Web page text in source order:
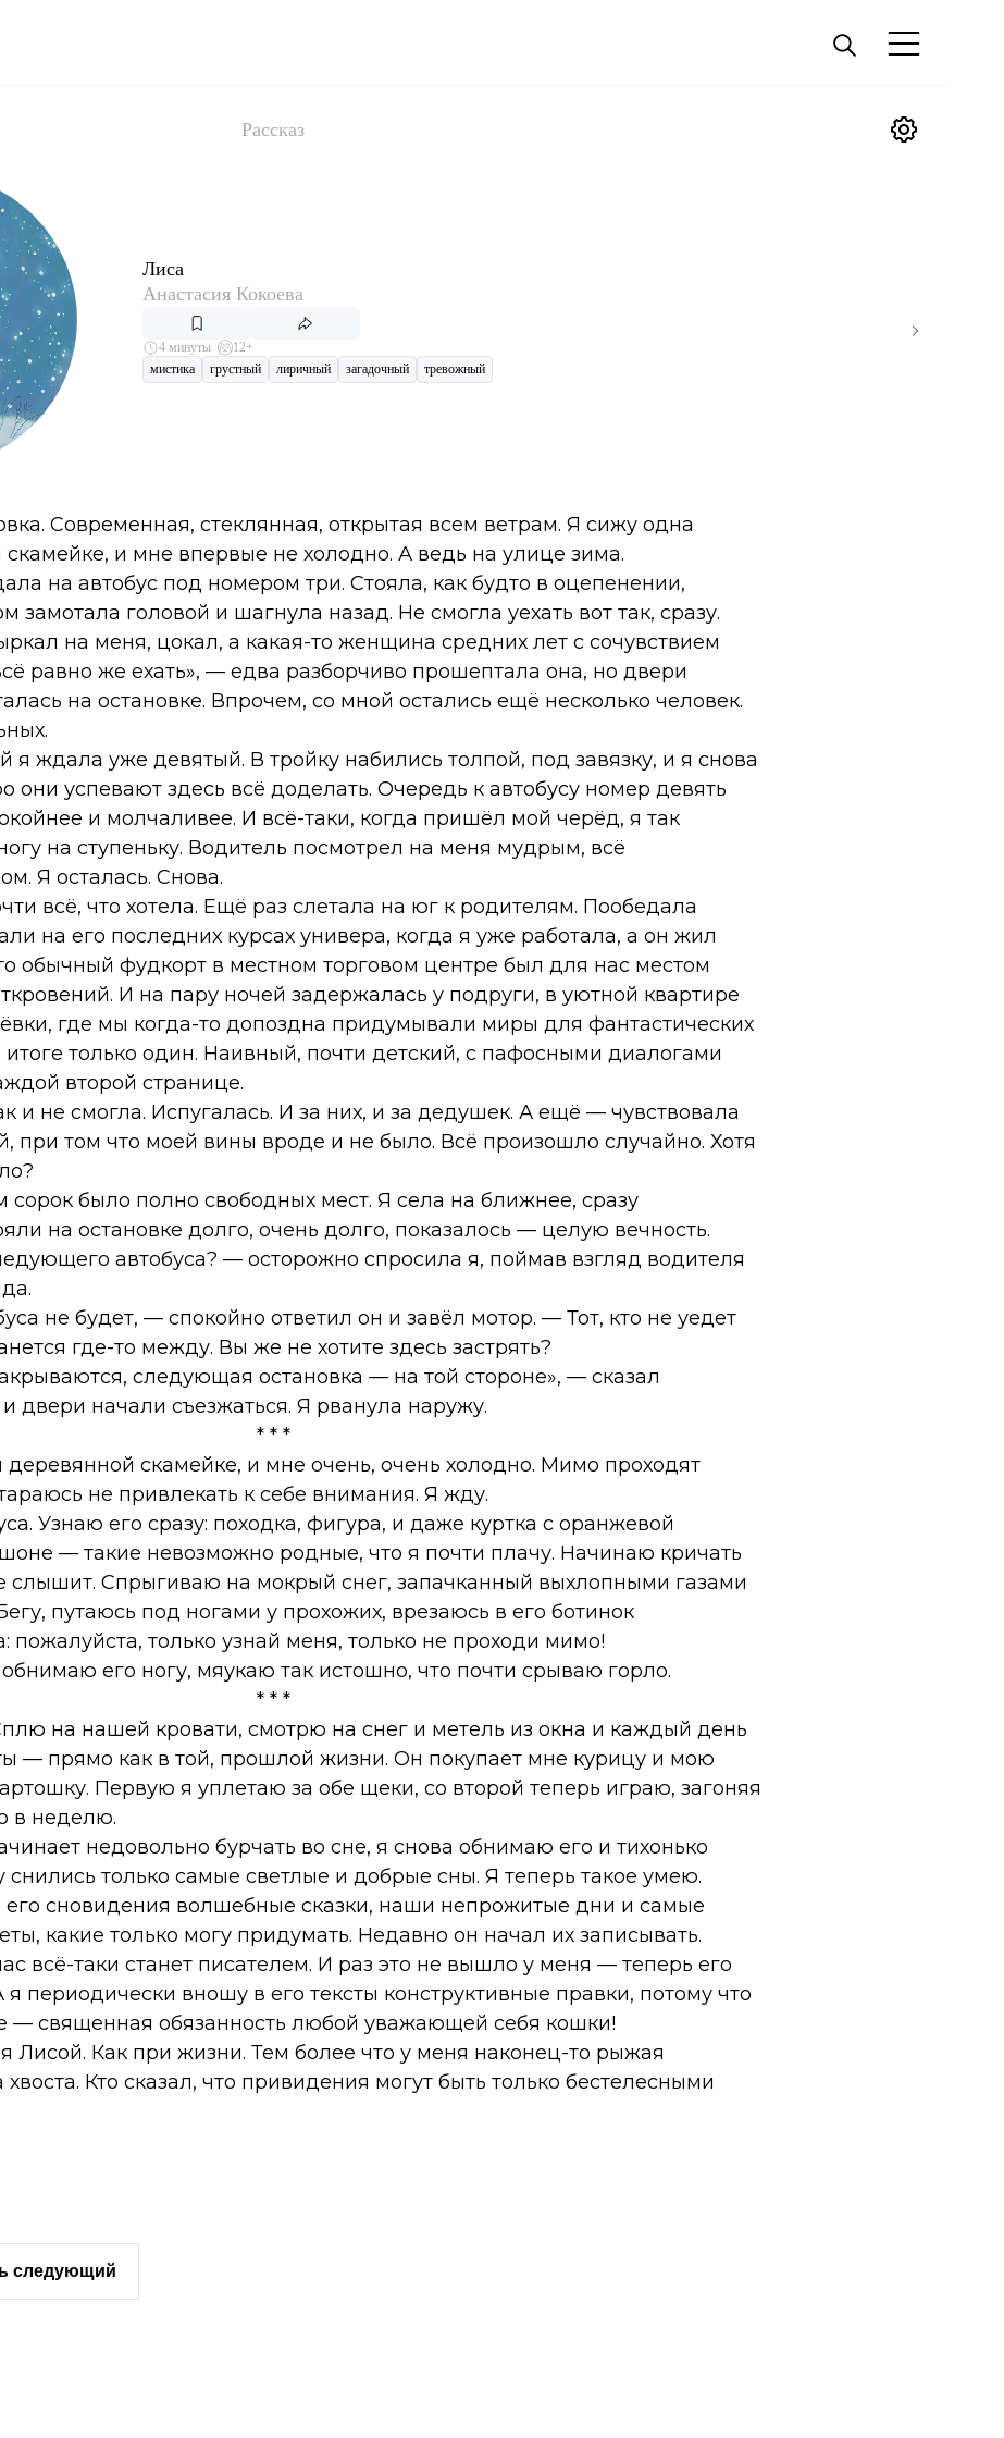
Рассказ
Лиса
Анастасия Кокоева
4 минуты
12+
мистика
грустный лиричный загадочный тревожный
Современная, стеклянная, открытая всем ветрам. Я сижу одна
скамейке, и мне впервые не холодно. А ведь на улице зима.
на автобус под номером три. Стояла, как будто в оцепенении,
замотала головой и шагнула назад. Не смогла уехать вот так, сразу.
на меня, цокал, а какая-то женщина средних лет с сочувствием
равно же ехать», — едва разборчиво прошептала она, но двери
на остановке. Впрочем, со мной остались ещё несколько человек.
я ждала уже девятый. В тройку набились толпой, под завязку, и я снова
они успевают здесь всё доделать. Очередь к автобусу номер девять
и молчаливее. И всё-таки, когда пришёл мой черёд, я так
на ступеньку. Водитель посмотрел на меня мудрым, всё
Я осталась. Снова.
всё, что хотела. Ещё раз слетала на юг к родителям. Пообедала
на его последних курсах универа, когда я уже работала, а он жил
обычный фудкорт в местном торговом центре был для нас местом
И на пару ночей задержалась у подруги, в уютной квартире
где мы когда-то допоздна придумывали миры для фантастических
только один. Наивный, почти детский, с пафосными диалогами
второй странице.
и не смогла. Испугалась. И за них, и за дедушек. А ещё — чувствовала
при том что моей вины вроде и не было. Всё произошло случайно. Хотя
сорок было полно свободных мест. Я села на ближнее, сразу
на остановке долго, очень долго, показалось — целую вечность.
автобуса? — осторожно спросила я, поймав взгляд водителя
не будет, — спокойно ответил он и завёл мотор. — Тот, кто не уедет
где-то между. Вы же не хотите здесь застрять?
следующая остановка — на той стороне», — сказал
двери начали съезжаться. Я рванула наружу.
* * *
деревянной скамейке, и мне очень, очень холодно. Мимо проходят
не привлекать к себе внимания. Я жду.
Узнаю его сразу: походка, фигура, и даже куртка с оранжевой
— такие невозможно родные, что я почти плачу. Начинаю кричать
слышит. Спрыгиваю на мокрый снег, запачканный выхлопными газами
путаюсь под ногами у прохожих, врезаюсь в его ботинок
пожалуйста, только узнай меня, только не проходи мимо!
его ногу, мяукаю так истошно, что почти срываю горло.
* * *
на нашей кровати, смотрю на снег и метель из окна и каждый день
— прямо как в той, прошлой жизни. Он покупает мне курицу и мою
Первую я уплетаю за обе щеки, со второй теперь играю, загоняя
в неделю.
недовольно бурчать во сне, я снова обнимаю его и тихонько
только самые светлые и добрые сны. Я теперь такое умею.
сновидения волшебные сказки, наши непрожитые дни и самые
какие только могу придумать. Недавно он начал их записывать.
всё-таки станет писателем. И раз это не вышло у меня — теперь его
я периодически вношу в его тексты конструктивные правки, потому что
— священная обязанность любой уважающей себя кошки!
Лисой. Как при жизни. Тем более что у меня наконец-то рыжая
Кто сказал, что привидения могут быть только бестелесными
следующий